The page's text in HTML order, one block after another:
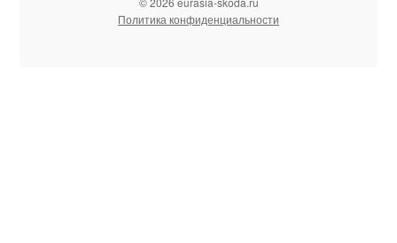
Политика конфиденциальности